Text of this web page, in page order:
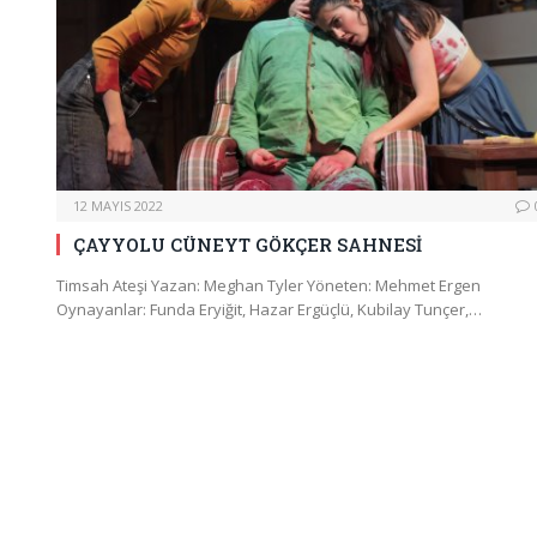
12 MAYIS 2022
ÇAYYOLU CÜNEYT GÖKÇER SAHNESİ
Timsah Ateşi Yazan: Meghan Tyler Yöneten: Mehmet Ergen
Oynayanlar: Funda Eryiğit, Hazar Ergüçlü, Kubilay Tunçer,…